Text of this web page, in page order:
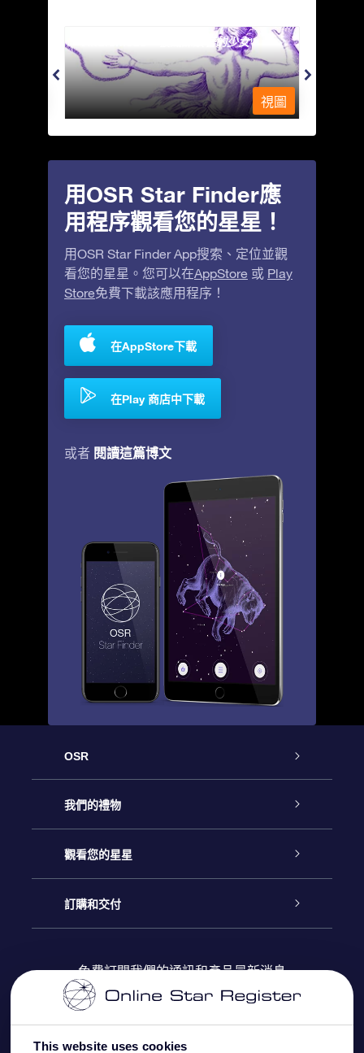
This website uses cookies
Andromeda - 被鐵鍊鎖著的少女
視圖
用OSR Star Finder應
用程序觀看您的星星！
用OSR Star Finder App搜索、定位並觀
看您的星星。您可以在AppStore 或 Play
Store免費下載該應用程序！
在AppStore下載
在Play 商店中下載
或者 閱讀這篇博文
OSR
客戶服務
聯繫我們
博客
評論
我們的禮物
Online Star禮物
OSR禮物包
OSR 禮物卡
公司禮品
觀看您的星星
星星注册
個性化的Star Page
One Million Stars
訂購和交付
付款資訊
配送信息
免費訂閱我們的通訊和產品最新消息